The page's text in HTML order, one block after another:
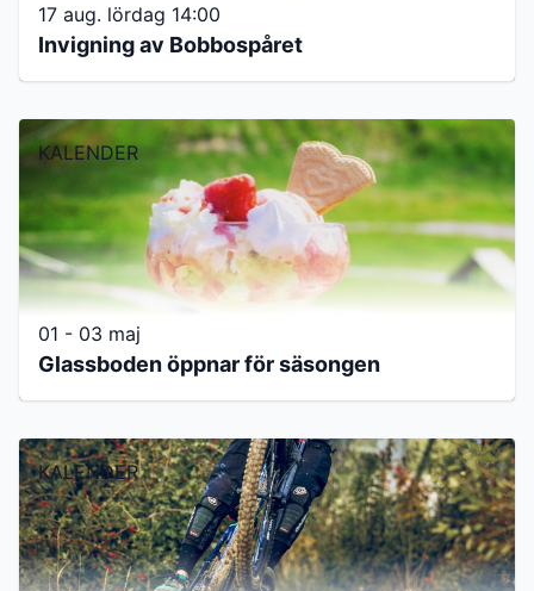
17 aug. lördag 14:00
Invigning av Bobbospåret
KALENDER
01 - 03 maj
Glassboden öppnar för säsongen
KALENDER